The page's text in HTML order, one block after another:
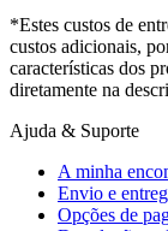
*Estes custos de
custos adicionais,
características dos
diretamente na
Ajuda & Suporte
A minha
Envio e
Opções de